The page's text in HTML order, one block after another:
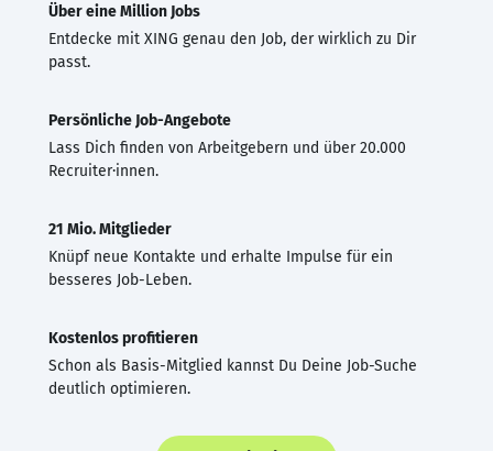
Über eine Million Jobs
Entdecke mit XING genau den Job, der wirklich zu Dir
passt.
Persönliche Job-Angebote
Lass Dich finden von Arbeitgebern und über 20.000
Recruiter·innen.
21 Mio. Mitglieder
Knüpf neue Kontakte und erhalte Impulse für ein
besseres Job-Leben.
Kostenlos profitieren
Schon als Basis-Mitglied kannst Du Deine Job-Suche
deutlich optimieren.